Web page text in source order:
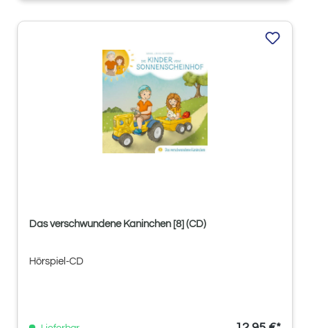
Das verschwundene Kaninchen [8] (CD)
Hörspiel-CD